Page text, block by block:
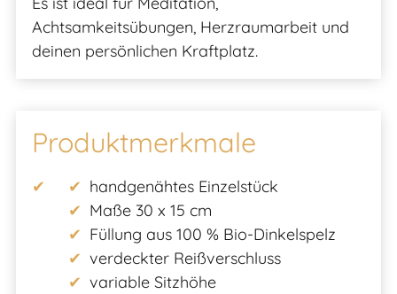
Achtsamkeitsübungen, Herzraumarbeit und
deinen persönlichen Kraftplatz.
Produktmerkmale
handgenähtes Einzelstück
Maße 30 x 15 cm
Füllung aus 100 % Bio-Dinkelspelz
verdeckter Reißverschluss
variable Sitzhöhe